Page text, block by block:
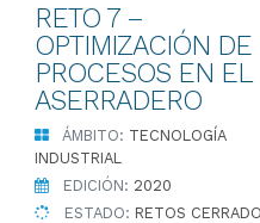
RETO 7 –
OPTIMIZACIÓN DE
PROCESOS EN EL
ASERRADERO
ÁMBITO: TECNOLOGÍA
INDUSTRIAL
EDICIÓN: 2020
ESTADO: RETOS